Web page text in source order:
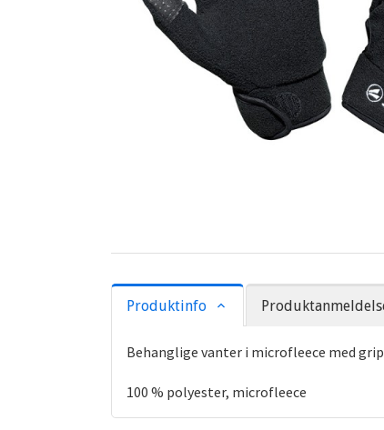
Produktinfo
Behanglige vanter i microfleece med
100 % polyester, microfleece